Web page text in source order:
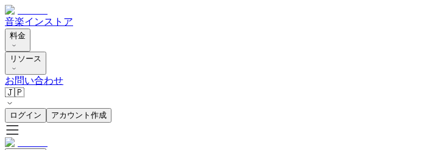
音楽インストア
料金
リソース
お問い合わせ
🇯🇵
ログイン アカウント作成